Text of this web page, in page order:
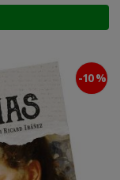
-10 %